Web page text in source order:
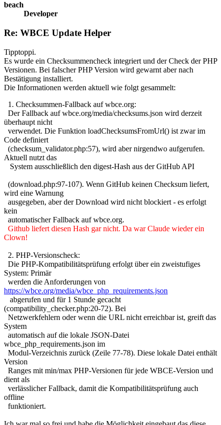
beach
Developer
Re: WBCE Update Helper
Tipptoppi.
Es wurde ein Checksummencheck integriert und der Check der PHP
Versionen. Bei falscher PHP Version wird gewarnt aber nach
Bestätigung installiert.
Die Informationen werden aktuell wie folgt gesammelt:
1. Checksummen-Fallback auf wbce.org:
Der Fallback auf wbce.org/media/checksums.json wird derzeit
überhaupt nicht
verwendet. Die Funktion loadChecksumsFromUrl() ist zwar im
Code definiert
(checksum_validator.php:57), wird aber nirgendwo aufgerufen.
Aktuell nutzt das
System ausschließlich den digest-Hash aus der GitHub API
(download.php:97-107). Wenn GitHub keinen Checksum liefert,
wird eine Warnung
ausgegeben, aber der Download wird nicht blockiert - es erfolgt
kein
automatischer Fallback auf wbce.org.
Github liefert diesen Hash gar nicht. Da war Claude wieder ein
Clown!
2. PHP-Versionscheck:
Die PHP-Kompatibilitätsprüfung erfolgt über ein zweistufiges
System: Primär
werden die Anforderungen von
https://wbce.org/media/wbce_php_requirements.json
abgerufen und für 1 Stunde gecacht
(compatibility_checker.php:20-72). Bei
Netzwerkfehlern oder wenn die URL nicht erreichbar ist, greift das
System
automatisch auf die lokale JSON-Datei
wbce_php_requirements.json im
Modul-Verzeichnis zurück (Zeile 77-78). Diese lokale Datei enthält
Version
Ranges mit min/max PHP-Versionen für jede WBCE-Version und
dient als
verlässlicher Fallback, damit die Kompatibilitätsprüfung auch
offline
funktioniert.